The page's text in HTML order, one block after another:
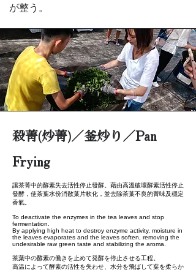
が整う。
殺菁(炒菁)／釜炒り／Pan
Frying
讓茶菁中的酵素失去活性停止發酵。藉由高溫破壞酵素活性停止
發酵，使茶葉水份消散葉片軟化，並去除茶葉不良的菁味及穩定
香氣。
To deactivate the enzymes in the tea leaves and stop
fermentation.
By applying high heat to destroy enzyme activity, moisture in
the leaves evaporates and the leaves soften, removing the
undesirable raw green taste and stabilizing the aroma.
茶葉中の酵素の働きを止めて発酵を停止させる工程。
高温によって酵素の活性を失わせ、水分を飛ばして葉を柔らか